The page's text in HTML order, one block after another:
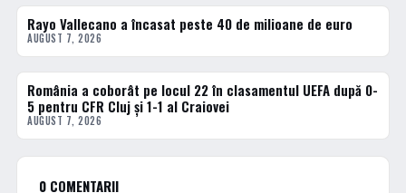
FOTBAL EXTERN
Rayo Vallecano a încasat peste 40 de milioane de euro
AUGUST 7, 2026
FOTBAL EXTERN
România a coborât pe locul 22 în clasamentul UEFA după 0-
5 pentru CFR Cluj și 1-1 al Craiovei
AUGUST 7, 2026
0 COMENTARII